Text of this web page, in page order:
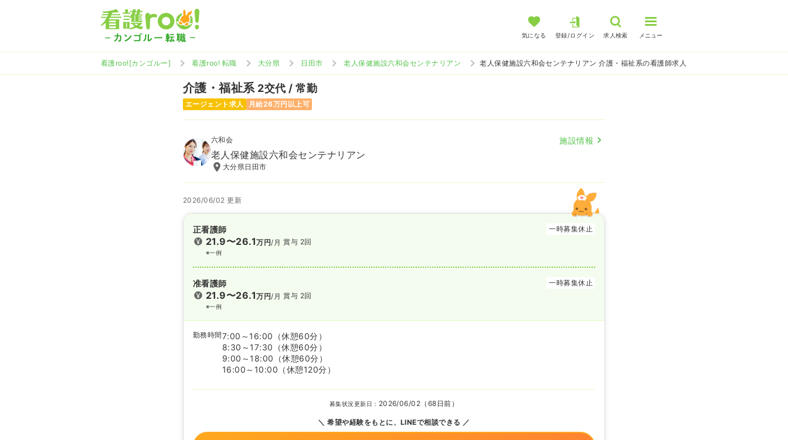
気になる 登録/ログイン 求人検索 メニュー
看護roo![カンゴルー] 看護roo! 転職 大分県 日田市 老人保健施設六和会センテナリアン 老人保健施設六和会センテナリアン 介護・福祉系の看護師求人
介護・福祉系 2交代 / 常勤
エージェント求人 月給26万円以上可
六和会 施設情報
老人保健施設六和会センテナリアン
大分県日田市
2026/06/02 更新
正看護師 一時募集休止
21.9〜26.1万円/月
※一例
賞与 2回
准看護師 一時募集休止
21.9〜26.1万円/月
※一例
賞与 2回
勤務時間7:00～16:00
（休憩60分）
8:30～17:30
（休憩60分）
9:00～18:00
（休憩60分）
16:00～10:00 （休憩120分）
募集状況更新日： 2026/06/02（68日前）
希望や経験をもとに、LINEで相談できる